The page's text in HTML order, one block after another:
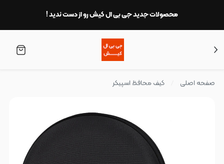
محصولات جدید جی بی ال کیش رو از دست ندید !
صفحه اصلی کیف محافظ اسپیکر